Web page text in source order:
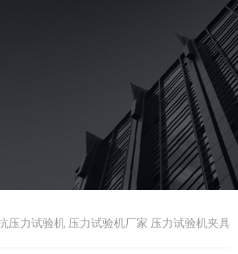
压力试验机 压力试验机厂家 压力试验机夹具